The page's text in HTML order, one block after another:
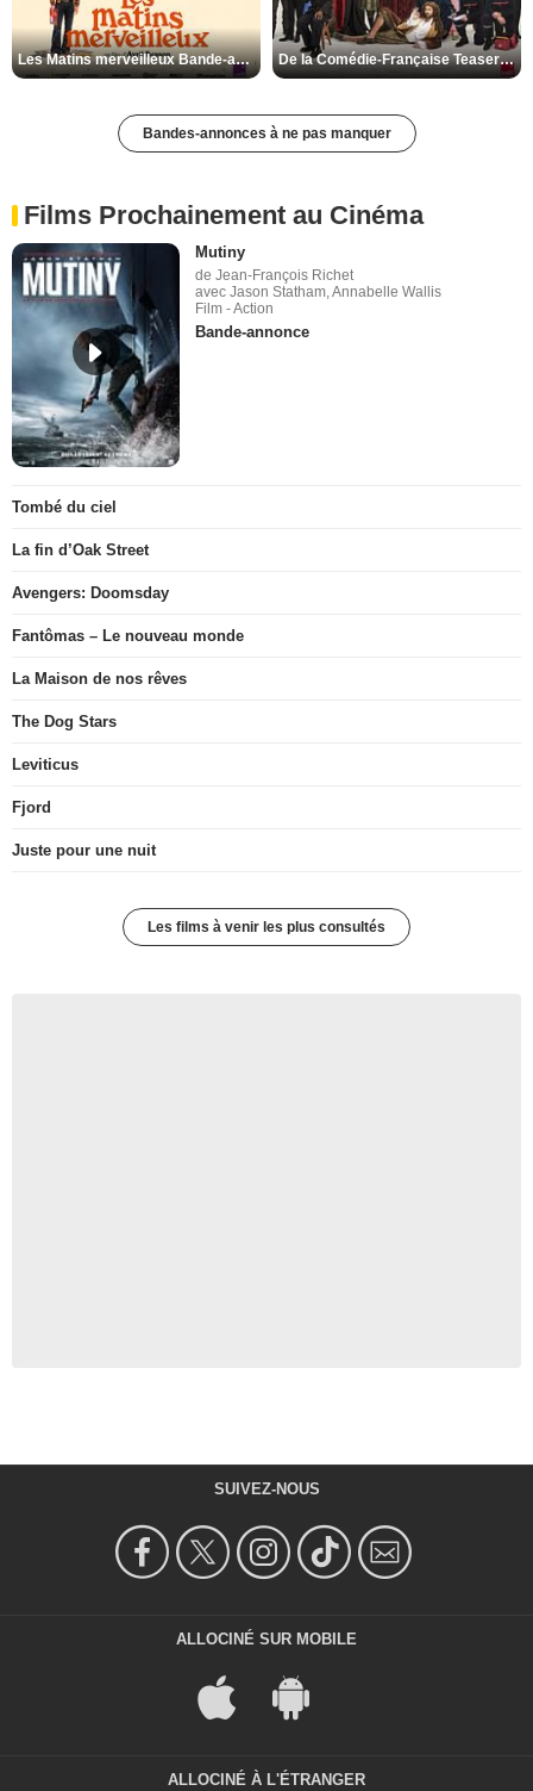
Les Matins merveilleux Bande-annonce VF De la Comédie-Française Teaser VF
Bandes-annonces à ne pas manquer
Films Prochainement au Cinéma
Mutiny
de Jean-François Richet
avec Jason Statham, Annabelle Wallis
Film - Action
Bande-annonce
Tombé du ciel
La fin d’Oak Street
Avengers: Doomsday
Fantômas – Le nouveau monde
La Maison de nos rêves
The Dog Stars
Leviticus
Fjord
Juste pour une nuit
Les films à venir les plus consultés
SUIVEZ-NOUS
ALLOCINÉ SUR MOBILE
ALLOCINÉ À L'ÉTRANGER